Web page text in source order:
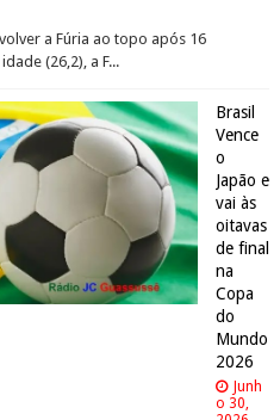
a Fúria ao topo após 16
(26,2), a F...
Brasil
Vence
o
Japão e
vai às
oitavas
de final
na
Copa
do
Mundo
2026
Junh
o 30,